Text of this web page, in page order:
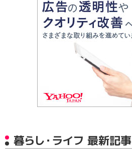
暮らし・ライフ 最新記事